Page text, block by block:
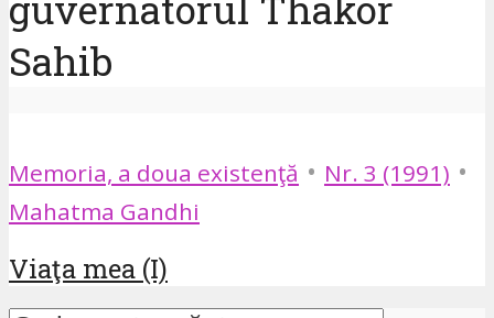
Sahib
Memoria, a doua existenţă • Nr. 3 (1991) •
Mahatma Gandhi
Viaţa mea (I)